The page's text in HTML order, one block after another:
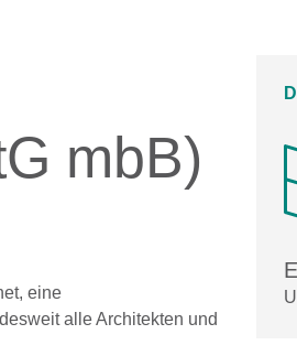
mbB)
eine
alle Architekten und